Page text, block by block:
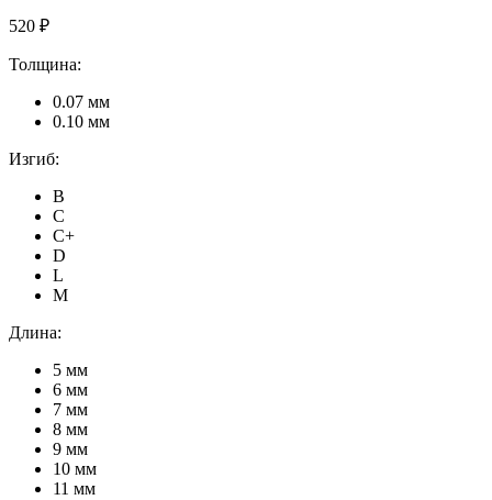
520 ₽
Толщина:
0.07 мм
0.10 мм
Изгиб:
B
C
C+
D
L
M
Длина:
5 мм
6 мм
7 мм
8 мм
9 мм
10 мм
11 мм